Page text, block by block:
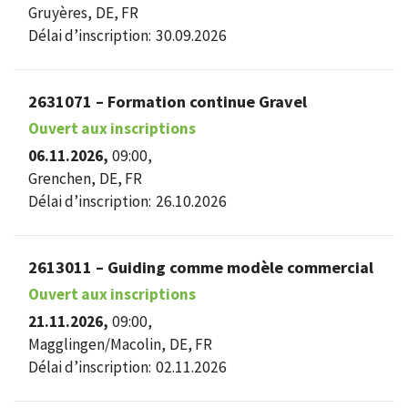
Gruyères, DE, FR
Délai d’inscription: 30.09.2026
2631071 – Formation continue Gravel
Ouvert aux inscriptions
06.11.2026, 09:00,
Grenchen, DE, FR
Délai d’inscription: 26.10.2026
2613011 – Guiding comme modèle commercial
Ouvert aux inscriptions
21.11.2026, 09:00,
Magglingen/Macolin, DE, FR
Délai d’inscription: 02.11.2026